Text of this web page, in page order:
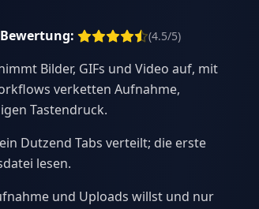
Bewertung: (4.5/5)
Bilder, GIFs und Video auf, mit
verketten Aufnahme,
Tastendruck.
Dutzend Tabs verteilt; die erste
lesen.
und Uploads willst und nur